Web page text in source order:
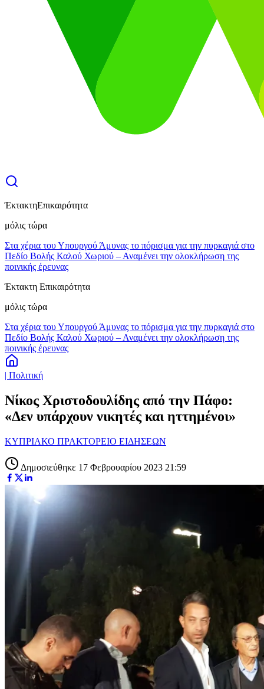
ΈκτακτηΕπικαιρότητα
μόλις τώρα
Στα χέρια του Υπουργού Άμυνας το πόρισμα για την πυρκαγιά στο
Πεδίο Βολής Καλού Χωριού – Αναμένει την ολοκλήρωση της
ποινικής έρευνας
Έκτακτη Επικαιρότητα
μόλις τώρα
Στα χέρια του Υπουργού Άμυνας το πόρισμα για την πυρκαγιά στο
Πεδίο Βολής Καλού Χωριού – Αναμένει την ολοκλήρωση της
ποινικής έρευνας
| Πολιτική
Νίκος Χριστοδουλίδης από την Πάφο:
«Δεν υπάρχουν νικητές και ηττημένοι»
ΚΥΠΡΙΑΚΟ ΠΡΑΚΤΟΡΕΙΟ ΕΙΔΗΣΕΩΝ
Δημοσιεύθηκε 17 Φεβρουαρίου 2023 21:59